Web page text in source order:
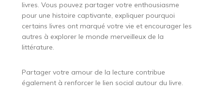
livres. Vous pouvez partager votre enthousiasme
pour une histoire captivante, expliquer pourquoi
certains livres ont marqué votre vie et encourager les
autres à explorer le monde merveilleux de la
littérature.
Partager votre amour de la lecture contribue
également à renforcer le lien social autour du livre.